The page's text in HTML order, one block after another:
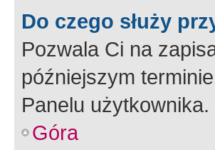
Do czego służy
Pozwala Ci na
późniejszym
Panelu użytkownika.
Góra